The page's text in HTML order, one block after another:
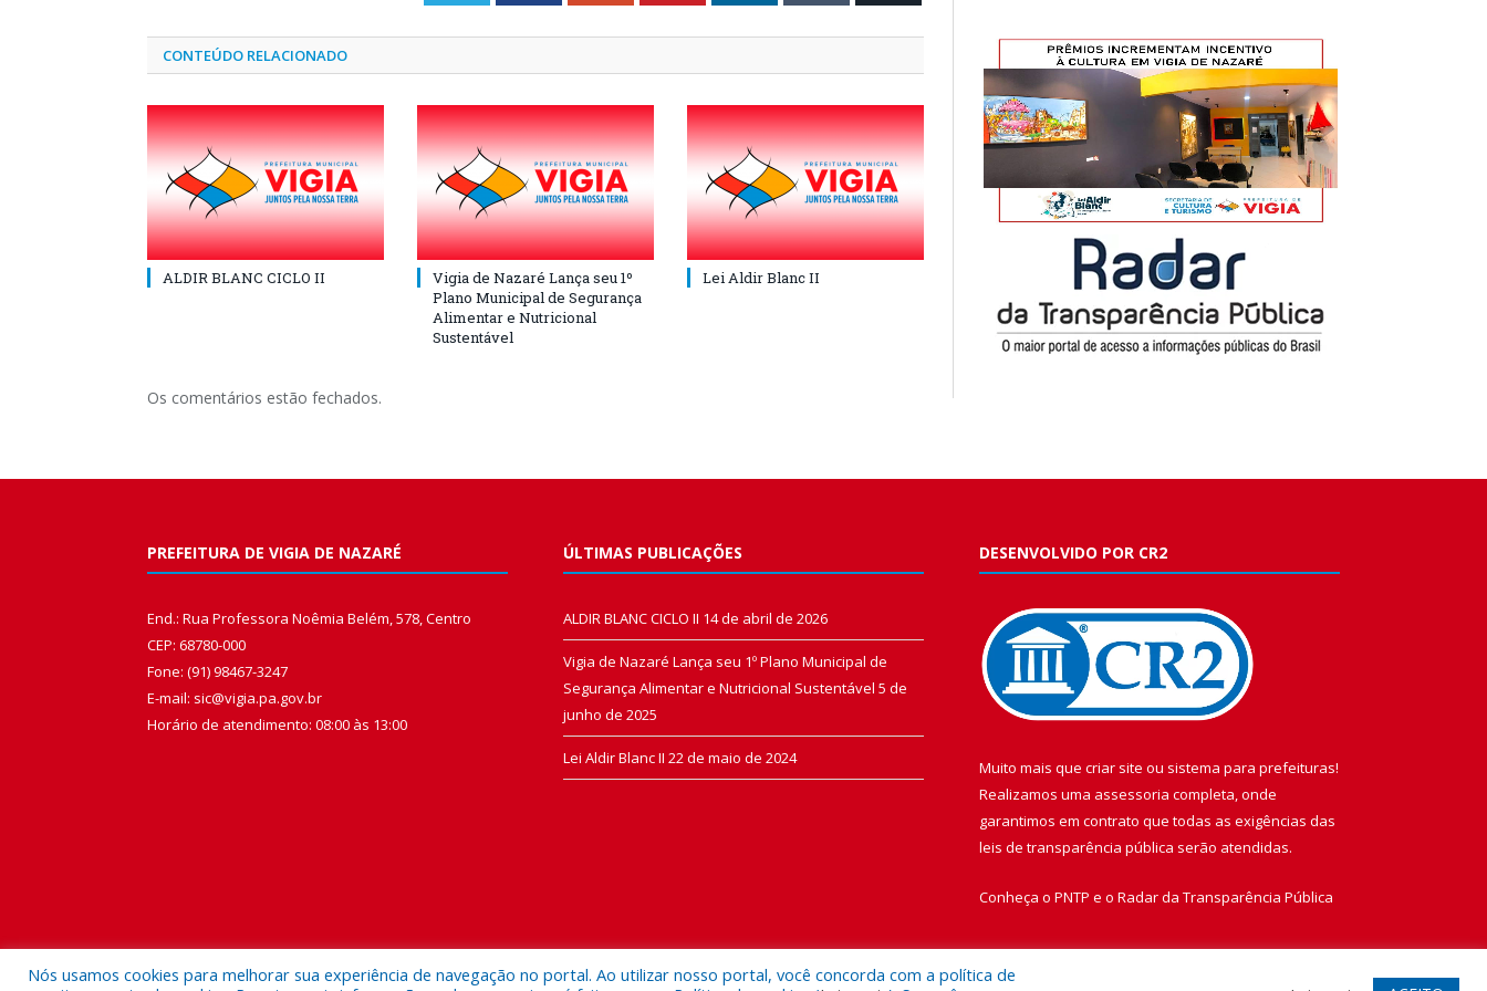
CONTEÚDO RELACIONADO
ALDIR BLANC CICLO II
Vigia de Nazaré Lança seu 1º
Plano Municipal de Segurança
Alimentar e Nutricional
Sustentável
Lei Aldir Blanc II
Os comentários estão fechados.
PREFEITURA DE VIGIA DE NAZARÉ
End.: Rua Professora Noêmia Belém, 578, Centro
CEP: 68780-000
Fone: (91) 98467-3247
E-mail: sic@vigia.pa.gov.br
Horário de atendimento: 08:00 às 13:00
ÚLTIMAS PUBLICAÇÕES
ALDIR BLANC CICLO II 14 de abril de 2026
Vigia de Nazaré Lança seu 1º Plano Municipal de
Segurança Alimentar e Nutricional Sustentável 5 de
junho de 2025
Lei Aldir Blanc II 22 de maio de 2024
DESENVOLVIDO POR CR2
Muito mais que criar site ou sistema para prefeituras!
Realizamos uma assessoria completa, onde
garantimos em contrato que todas as exigências das
leis de transparência pública serão atendidas.
Conheça o PNTP e o Radar da Transparência Pública
Nós usamos cookies para melhorar sua experiência de navegação no portal. Ao utilizar nosso portal, você concorda com a política de